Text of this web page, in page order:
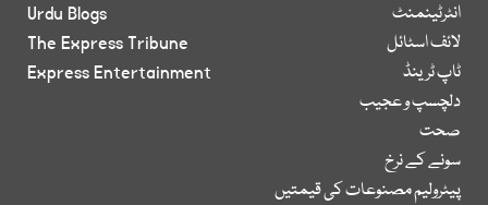
انٹرٹینمنٹ
لائف اسٹائل
ٹاپ ٹرینڈ
دلچسپ و عجیب
صحت
سونے کے نرخ
پیٹرولیم مصنوعات کی قیمتیں
Urdu Blogs
The Express Tribune
Express Entertainment